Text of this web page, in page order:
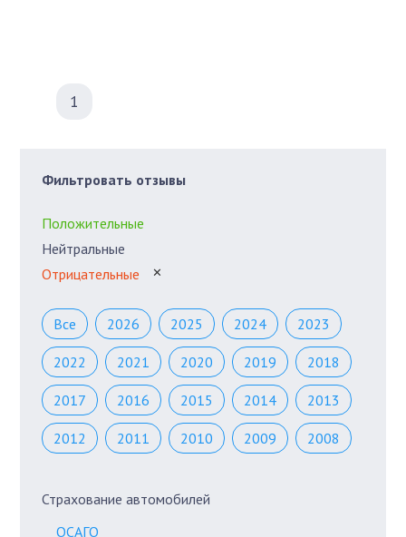
1
Фильтровать отзывы
Положительные
Нейтральные
Отрицательные
✕
Все 2026 2025 2024 2023
2022 2021 2020 2019 2018
2017 2016 2015 2014 2013
2012 2011 2010 2009 2008
Страхование автомобилей
ОСАГО